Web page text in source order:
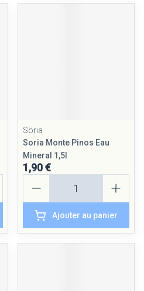
Soria
Soria Monte Pinos Eau
Mineral 1,5l
1,90 €
Ajouter au panier